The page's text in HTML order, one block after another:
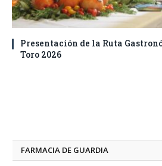
Presentación de la Ruta
Toro 2026
FARMACIA DE GUARDIA